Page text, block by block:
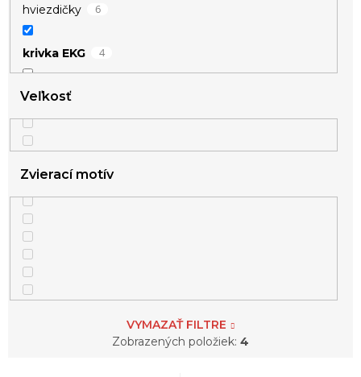
hviezdičky 6
krivka EKG 4
kvietka
kvietky
kvietok 1
mesiac
nekonečno
Veľkosť
Zvierací motív
VYMAZAŤ FILTRE
Zobrazených položiek: 4